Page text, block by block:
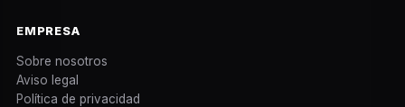
EMPRESA
Sobre nosotros
Aviso legal
Política de privacidad